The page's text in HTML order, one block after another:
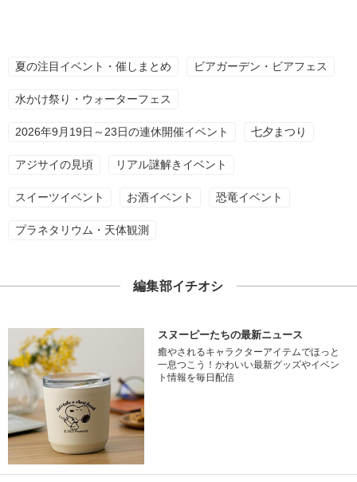
夏の注目イベント・催しまとめ ビアガーデン・ビアフェス
水かけ祭り・ウォーターフェス
2026年9月19日～23日の連休開催イベント 七夕まつり
アジサイの見頃 リアル謎解きイベント
スイーツイベント お酒イベント 恐竜イベント
プラネタリウム・天体観測
編集部イチオシ
スヌーピーたちの最新ニュース
癒やされるキャラクターアイテムでほっと
一息つこう！かわいい最新グッズやイベン
ト情報を毎日配信